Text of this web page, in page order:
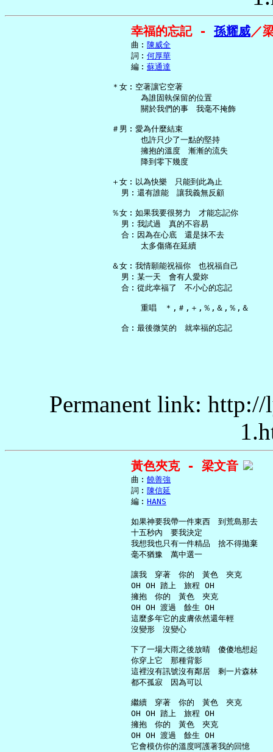
幸福的忘記 - 孫耀威／
     曲︰
陳威全
     詞︰
何厚華
     編︰
蘇通達
＊女︰空著讓它空著
       為誰固執保留的位置
       關於我們的事　我毫不掩飾
＃男︰愛為什麼結束
       也許只少了一點的堅持
       擁抱的溫度　漸漸的流失
       降到零下幾度
＋女︰以為快樂　只能到此為止
   男︰還有誰能　讓我義無反顧
％女︰如果我要很努力　才能忘記你
   男︰我試過　真的不容易
   合︰因為在心底　還是抹不去
       太多傷痛在延續
＆女︰我情願能祝福你　也祝福自己
   男︰某一天　會有人愛妳
   合︰從此幸福了　不小心的忘記
       重唱　＊,＃,＋,％,＆,％,＆
Permanent link:
黃色夾克 - 梁文音
     曲︰
饒善強
     詞︰
陳信延
     編︰
HANS
     如果神要我帶一件東西　到荒島那去
     十五秒內　要我決定
     我想我也只有一件精品　捨不得拋棄
     毫不猶豫　萬中選一
     讓我　穿著　你的　黃色　夾克
     OH OH 踏上　旅程 OH
     擁抱　你的　黃色　夾克
     OH OH 渡過　餘生 OH
     這麼多年它的皮膚依然還年輕
     沒變形　沒變心
     下了一場大雨之後放晴　傻傻地想起
     你穿上它　那種背影
     這裡沒有訊號沒有鄰居　剩一片森林
     都不孤寂　因為可以
     繼續　穿著　你的　黃色　夾克
     OH OH 踏上　旅程 OH
     擁抱　你的　黃色　夾克
     OH OH 渡過　餘生 OH
     它會模仿你的溫度呵護著我的回憶